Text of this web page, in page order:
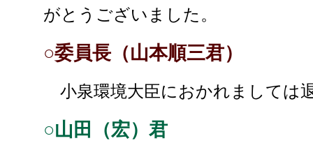
がとうございました。
○委員長（山本順三君）
小泉環境大臣におかれましては
○山田（宏）君